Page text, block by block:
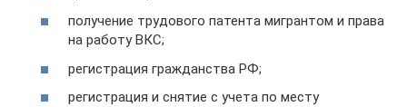
получение трудового патента мигрантом и права
на работу ВКС;
регистрация гражданства РФ;
регистрация и снятие с учета по месту